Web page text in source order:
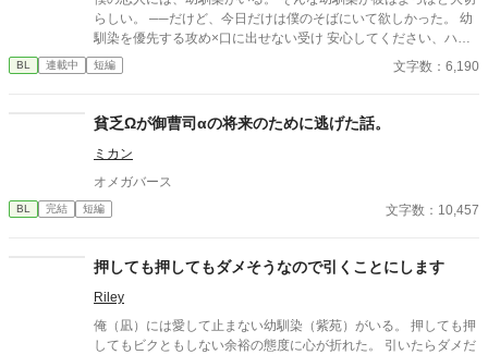
らしい。 ──だけど、今日だけは僕のそばにいて欲しかった。 幼
馴染を優先する攻め×口に出せない受け 安心してください、ハピ
エンです。
BL 連載中 短編 文字数：6,190
貧乏Ωが御曹司αの将来のために逃げた話。
ミカン
オメガバース
BL 完結 短編 文字数：10,457
押しても押してもダメそうなので引くことにします
Riley
俺（凪）には愛して止まない幼馴染（紫苑）がいる。 押しても押
してもビクともしない余裕の態度に心が折れた。 引いたらダメだ